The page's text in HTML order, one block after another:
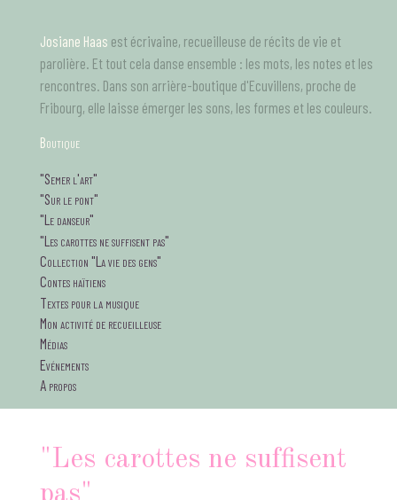
contenu
principal
"Les carottes ne suffisent
pas"
Josiane Haas est écrivaine, recueilleuse de récits de vie et
parolière. Et tout cela danse ensemble : les mots, les notes et les
rencontres. Dans son arrière-boutique d'Ecuvillens, proche de
Fribourg, elle laisse émerger les sons, les formes et les couleurs.
Boutique
tagsMenu
"Semer l'art"
"Sur le pont"
"Le danseur"
"Les carottes ne suffisent pas"
Collection "La vie des gens"
Contes haïtiens
Textes pour la musique
Mon activité de recueilleuse
Médias
Evénements
A propos